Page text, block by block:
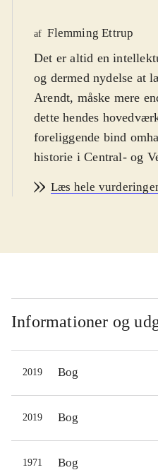
af Flemming Ettrup
Det er altid en
og dermed nydelse at
Arendt, måske mere
dette hendes
foreliggende bind
historie i Central- og
blændende gennemgang
i yderligere to bind,
plads opgiver man
præsentation og udtaler
overbevisning: intet
undlade at købe dette
Læs hele
Informationer og
2019 Bog
2019 Bog
1971 Bog